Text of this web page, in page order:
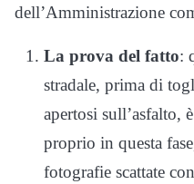
dell’Amministrazione
La prova del fatto:
stradale, prima di
apertosi sull’asfalto,
proprio in questa
fotografie scattate